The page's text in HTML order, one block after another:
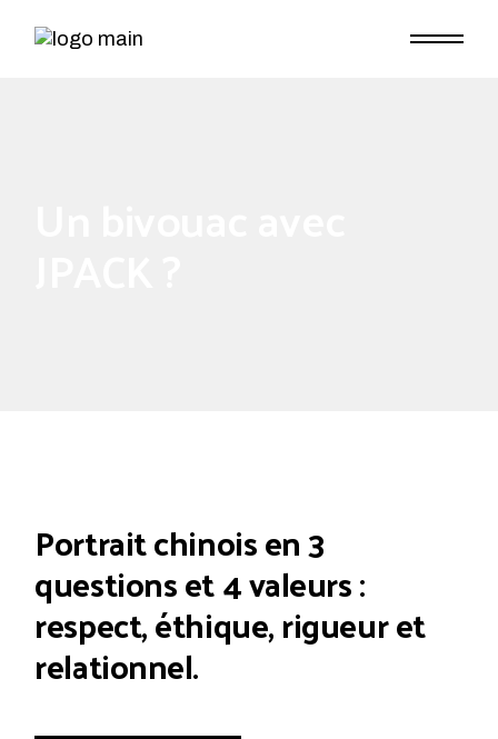
Portrait chinois en 3
questions et 4 valeurs :
respect, éthique, rigueur et
relationnel.